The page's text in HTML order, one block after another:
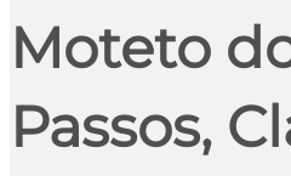
Moteto
Passos,